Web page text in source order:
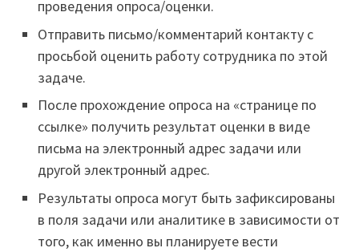
проведения опроса/оценки.
Отправить письмо/комментарий контакту с
просьбой оценить работу сотрудника по этой
задаче.
После прохождение опроса на «странице по
ссылке» получить результат оценки в виде
письма на электронный адрес задачи или
другой электронный адрес.
Результаты опроса могут быть зафиксированы
в поля задачи или аналитике в зависимости от
того, как именно вы планируете вести